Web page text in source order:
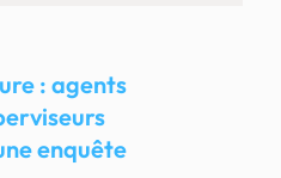
: agents
enquête